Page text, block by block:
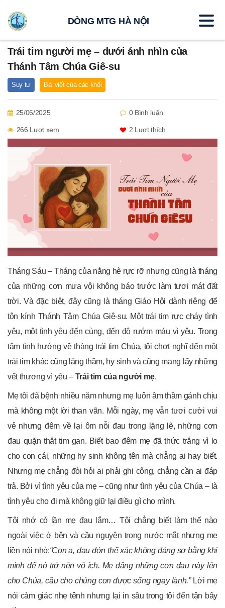
Trái tim người mẹ – dưới ánh nhìn của
Thánh Tâm Chúa Giê-su
Suy tư Bài viết của các khối
25/06/2025 0 Bình luận
266 Lượt xem 2 Lượt thích
Tháng Sáu – Tháng của nắng hè rực rỡ nhưng cũng là tháng
của những cơn mưa vội không báo trước làm tươi mát đất
trời. Và đặc biệt, đây cũng là tháng Giáo Hội dành riêng để
tôn kính Thánh Tâm Chúa Giê-su. Một trái tim rực cháy tình
yêu, một tình yêu đến cùng, đến độ rướm máu vì yêu. Trong
tâm tình hướng về tháng trái tim Chúa, tôi chợt nghĩ đến một
trái tim khác cũng lặng thầm, hy sinh và cũng mang lấy những
vết thương vì yêu – Trái tim của người mẹ.
Mẹ tôi đã bệnh nhiều năm nhưng mẹ luôn âm thầm gánh chịu
mà không một lời than vãn. Mỗi ngày, mẹ vẫn tươi cười vui
vẻ nhưng đêm về lại ôm nỗi đau trong lặng lẽ, những cơn
đau quặn thắt tim gan. Biết bao đêm mẹ đã thức trắng vì lo
cho con cái, những hy sinh không tên mà chẳng ai hay biết.
Nhưng mẹ chẳng đòi hỏi ai phải ghi công, chẳng cần ai đáp
trả. Bởi vì tình yêu của mẹ – cũng như tình yêu của Chúa – là
tình yêu cho đi mà không giữ lại điều gì cho mình.
Tôi nhớ có lần mẹ đau lắm… Tôi chẳng biết làm thế nào
ngoài việc ở bên và cầu nguyện trong nước mắt nhưng mẹ
liền nói nhỏ:“Con ạ, đau đớn thể xác không đáng sợ bằng khi
mình để nó trở nên vô ích. Mẹ dâng những cơn đau này lên
cho Chúa, cầu cho chúng con được sống ngay lành.”Lời mẹ
nói cảm giác nhẹ tênh nhưng lại in sâu trong tôi đến tận bây
DÒNG MTG HÀ NỘI